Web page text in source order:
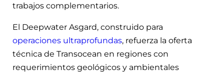
trabajos complementarios.
El Deepwater Asgard, construido para
operaciones ultraprofundas, refuerza la oferta
técnica de Transocean en regiones con
requerimientos geológicos y ambientales